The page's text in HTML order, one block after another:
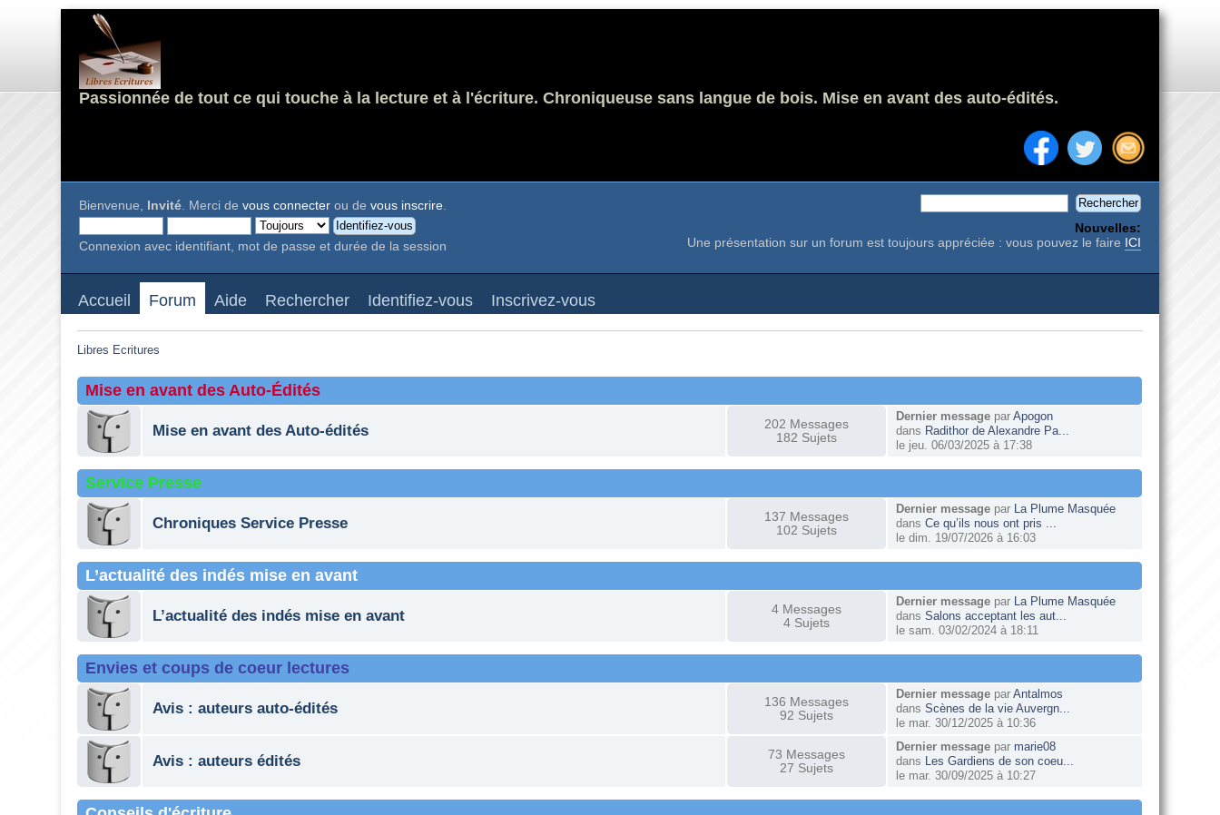
Passionnée de tout ce qui touche à la lecture et à l'écriture. Chroniqueuse sans langue de bois. Mise en avant des auto-édités.
Bienvenue, Invité. Merci devous connecter ou devous inscrire.
Connexion avec identifiant, mot de passe et durée de la session
Nouvelles:
Une présentation sur un forum est toujours appréciée : vous pouvez le faire ICI
Accueil Forum Aide Rechercher Identifiez-vous Inscrivez-vous
Libres Ecritures
Mise en avant des Auto-Édités
Mise en avant des Auto-édités
202 Messages
182 Sujets
Dernier message parApogon
dans Radithor de Alexandre Pa...
le jeu. 06/03/2025 à 17:38
Service Presse
Chroniques Service Presse
137 Messages
102 Sujets
Dernier message par La Plume Masquée
dansCe qu’ils nous ont pris ...
le dim. 19/07/2026 à 16:03
L’actualité des indés mise en avant
L’actualité des indés mise en avant
4 Messages
4 Sujets
Dernier message par La Plume Masquée
dansSalons acceptant les aut...
le sam. 03/02/2024 à 18:11
Envies et coups de coeur lectures
Avis : auteurs auto-édités
136 Messages
92 Sujets
Dernier message parAntalmos
dansScènes de la vie Auvergn...
le mar. 30/12/2025 à 10:36
Avis : auteurs édités
73 Messages
27 Sujets
Dernier message par marie08
dans Les Gardiens de son coeu...
le mar. 30/09/2025 à 10:27